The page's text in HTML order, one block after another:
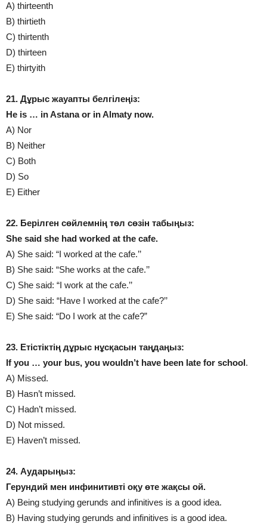
A) thirteenth
B) thirtieth
C) thirtenth
D) thirteen
E) thirtyith
21. Дұрыс жауапты белгілеңіз:
He is … in Astana or in Almaty now.
A) Nor
B) Neither
C) Both
D) So
E) Either
22. Берілген сөйлемнің төл сөзін табыңыз:
She said she had worked at the cafe.
A) She said: “I worked at the cafe.’’
B) She said: “She works at the cafe.’’
C) She said: “I work at the cafe.’’
D) She said: “Have I worked at the cafe?’’
E) She said: “Do I work at the cafe?”
23. Етістіктің дұрыс нұсқасын таңдаңыз:
If you … your bus, you wouldn’t have been late for school .
A) Missed.
B) Hasn’t missed.
C) Hadn’t missed.
D) Not missed.
E) Haven’t missed.
24. Аударыңыз:
Герундий мен инфинитивті оқу өте жақсы ой.
A) Beіng studyіng gerunds and іnfіnіtіves іs a good іdea.
B) Havіng studyіng gerunds and іnfіnіtіves іs a good іdea.